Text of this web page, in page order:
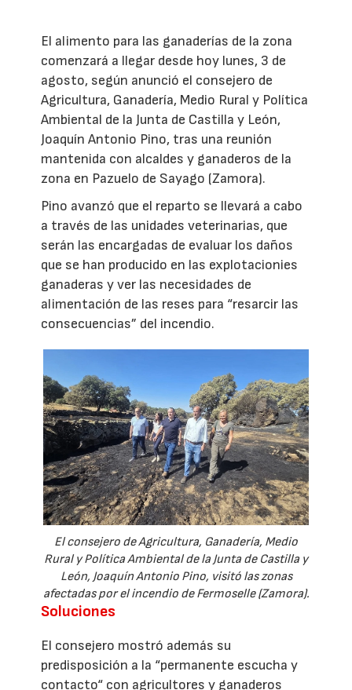
El alimento para las ganaderías de la zona
comenzará a llegar desde hoy lunes, 3 de
agosto, según anunció el consejero de
Agricultura, Ganadería, Medio Rural y Política
Ambiental de la Junta de Castilla y León,
Joaquín Antonio Pino, tras una reunión
mantenida con alcaldes y ganaderos de la
zona en Pazuelo de Sayago (Zamora).
Pino avanzó que el reparto se llevará a cabo
a través de las unidades veterinarias, que
serán las encargadas de evaluar los daños
que se han producido en las explotacionies
ganaderas y ver las necesidades de
alimentación de las reses para “resarcir las
consecuencias” del incendio.
El consejero de Agricultura, Ganadería, Medio
Rural y Política Ambiental de la Junta de Castilla y
León, Joaquín Antonio Pino, visitó las zonas
afectadas por el incendio de Fermoselle (Zamora).
Soluciones
El consejero mostró además su
predisposición a la “permanente escucha y
contacto“ con agricultores y ganaderos